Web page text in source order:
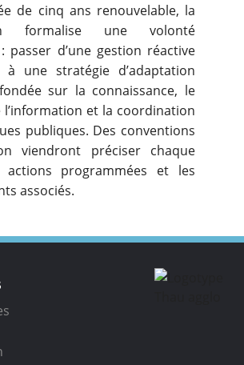
de cinq ans renouvelable, la
formalise une volonté
passer d’une gestion réactive
une stratégie d’adaptation
sur la connaissance, le
l’information et la coordination
publiques. Des conventions
viendront préciser chaque
actions programmées et les
associés.